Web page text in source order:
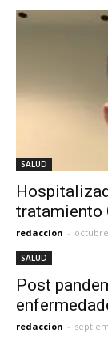
SALUD
tratamiento
redaccion -
SALUD
Post
redaccion -